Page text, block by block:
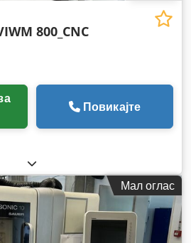
800_CNC
Повикајте
Мал оглас